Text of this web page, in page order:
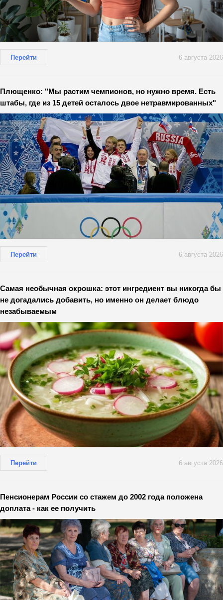
Перейти 6 августа 2026
Плющенко: "Мы растим чемпионов, но нужно время. Есть
штабы, где из 15 детей осталось двое нетравмированных"
Перейти 6 августа 2026
Самая необычная окрошка: этот ингредиент вы никогда бы
не догадались добавить, но именно он делает блюдо
незабываемым
Перейти 6 августа 2026
Пенсионерам России со стажем до 2002 года положена
доплата - как ее получить